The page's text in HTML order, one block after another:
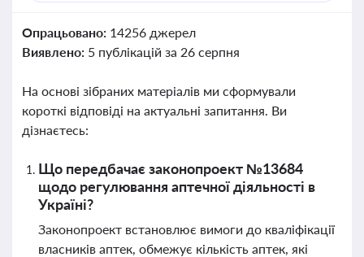
Опрацьовано: 14256 джерел
Виявлено: 5 публікацій за 26 серпня
На основі зібраних матеріалів ми сформували
короткі відповіді на актуальні запитання. Ви
дізнаєтесь:
Що передбачає законопроект №13684
щодо регулювання аптечної діяльності в
Україні?
Законопроект встановлює вимоги до кваліфікації
власників аптек, обмежує кількість аптек, які